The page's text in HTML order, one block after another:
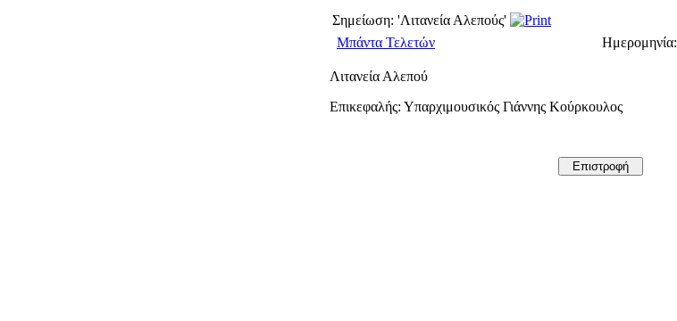
Σημείωση: 'Λιτανεία Αλεπούς'
Μπάντα Τελετών
Ημερομηνία:
Λιτανεία Αλεπού
Επικεφαλής: Υπαρχιμουσικός Γιάννης Κούρκουλος